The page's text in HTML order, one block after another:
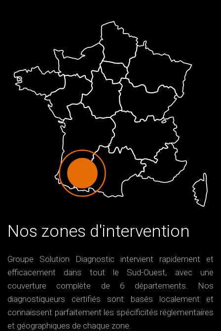
Nos zones d'intervention
Groupe Solution Diagnostic intervient rapidement et
efficacement dans tout le Sud-Ouest, avec une
couverture complète de 6 départements. Nos
diagnostiqueurs certifiés sont basés localement et
connaissent parfaitement les spécificités réglementaires
et géographiques de chaque zone.